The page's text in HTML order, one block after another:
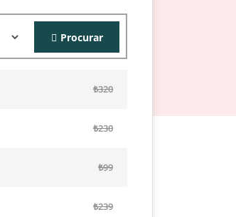
Procurar
₺320
₺230
₺99
₺239